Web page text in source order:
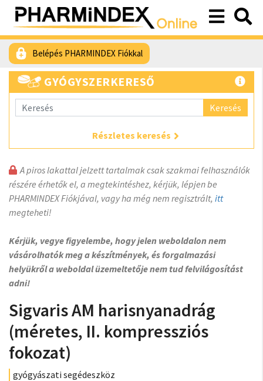
Belépés PHARMINDEX Fiókkal
GYÓGYSZERKERESŐ
Keresés
Részletes keresés
A piros lakattal jelzett tartalmak csak szakmai felhasználók
részére érhetők el, a megtekintéshez, kérjük, lépjen be
PHARMINDEX Fiókjával, vagy ha még nem regisztrált, itt
megteheti!
Kérjük, vegye figyelembe, hogy jelen weboldalon nem
vásárolhatók meg a készítmények, és forgalmazási
helyükről a weboldal üzemeltetője nem tud felvilágosítást
adni!
Sigvaris AM harisnyanadrág
(méretes, II. kompressziós
fokozat)
gyógyászati segédeszköz